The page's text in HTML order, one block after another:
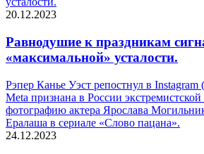
20.12.2023
Равнодушие к праздникам
«максимальной» усталости.
Рэпер Канье Уэст репостнул в Instagram
Meta признана в России
фотографию актера Ярослава
Ералаша в сериале «Слово пацана».
24.12.2023